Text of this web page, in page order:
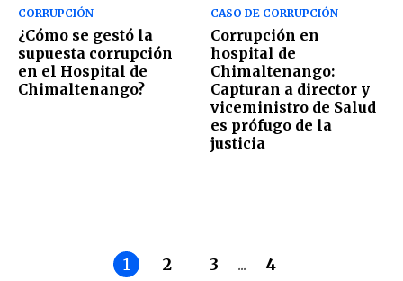
CORRUPCIÓN
¿Cómo se gestó la
supuesta corrupción
en el Hospital de
Chimaltenango?
CASO DE CORRUPCIÓN
Corrupción en
hospital de
Chimaltenango:
Capturan a director y
viceministro de Salud
es prófugo de la
justicia
1 2 3 ... 4